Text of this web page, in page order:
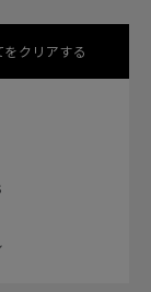
をクリアする